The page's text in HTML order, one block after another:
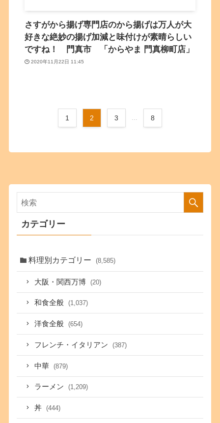
さすがから揚げ専門店のから揚げは万人が大
好きな絶妙の揚げ加減と味付けが素晴らしい
ですね！ 門真市 「からやま 門真柳町店」
2020年11月22日 11:45
1 2 3 8
カテゴリー
料理別カテゴリー (8,585)
大阪・関西万博 (20)
和食全般 (1,037)
洋食全般 (654)
フレンチ・イタリアン (387)
中華 (879)
ラーメン (1,209)
丼 (444)